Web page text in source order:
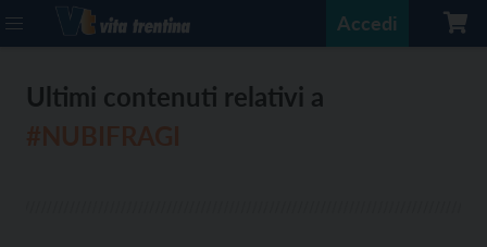
Accedi
Ultimi contenuti relativi a